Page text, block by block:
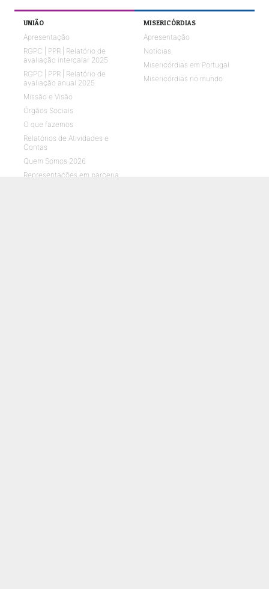
UNIÃO
Apresentação
RGPC | PPR | Relatório de
avaliação intercalar 2025
RGPC | PPR | Relatório de
avaliação anual 2025
Missão e Visão
Órgãos Sociais
O que fazemos
Relatórios de Atividades e
Contas
Quem Somos 2026
Representações em parceria
MISERICÓRDIAS
Apresentação
Notícias
Misericórdias em Portugal
Misericórdias no mundo